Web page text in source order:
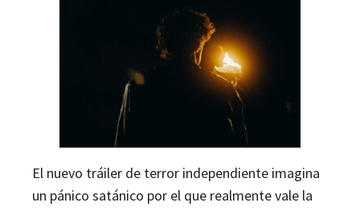
El nuevo tráiler de terror independiente imagina
un pánico satánico por el que realmente vale la